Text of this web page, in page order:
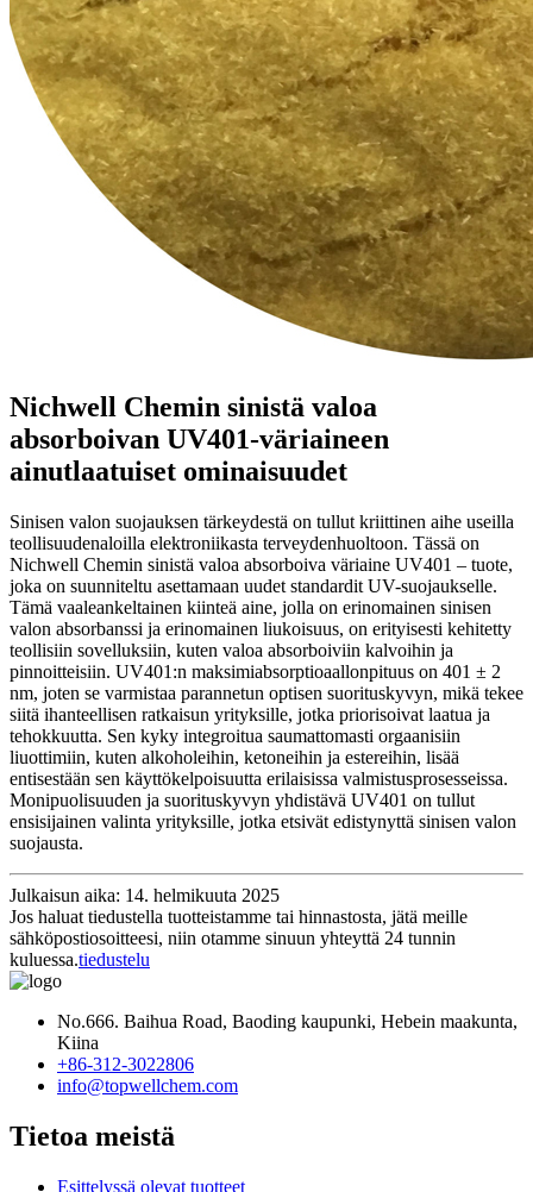
Nichwell Chemin sinistä valoa
absorboivan UV401-väriaineen
ainutlaatuiset ominaisuudet
Sinisen valon suojauksen tärkeydestä on tullut kriittinen aihe useilla
teollisuudenaloilla elektroniikasta terveydenhuoltoon. Tässä on
Nichwell Chemin sinistä valoa absorboiva väriaine UV401 – tuote,
joka on suunniteltu asettamaan uudet standardit UV-suojaukselle.
Tämä vaaleankeltainen kiinteä aine, jolla on erinomainen sinisen
valon absorbanssi ja erinomainen liukoisuus, on erityisesti kehitetty
teollisiin sovelluksiin, kuten valoa absorboiviin kalvoihin ja
pinnoitteisiin. UV401:n maksimiabsorptioaallonpituus on 401 ± 2
nm, joten se varmistaa parannetun optisen suorituskyvyn, mikä tekee
siitä ihanteellisen ratkaisun yrityksille, jotka priorisoivat laatua ja
tehokkuutta. Sen kyky integroitua saumattomasti orgaanisiin
liuottimiin, kuten alkoholeihin, ketoneihin ja estereihin, lisää
entisestään sen käyttökelpoisuutta erilaisissa valmistusprosesseissa.
Monipuolisuuden ja suorituskyvyn yhdistävä UV401 on tullut
ensisijainen valinta yrityksille, jotka etsivät edistynyttä sinisen valon
suojausta.
Julkaisun aika: 14. helmikuuta 2025
Jos haluat tiedustella tuotteistamme tai hinnastosta, jätä meille
sähköpostiosoitteesi, niin otamme sinuun yhteyttä 24 tunnin
kuluessa.tiedustelu
No.666. Baihua Road, Baoding kaupunki, Hebein maakunta,
Kiina
+86-312-3022806
info@topwellchem.com
Tietoa meistä
Esittelyssä olevat tuotteet